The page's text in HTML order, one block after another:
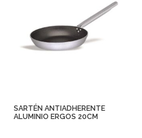
SARTÉN ANTIADHERENTE
ALUMINIO ERGOS 20CM